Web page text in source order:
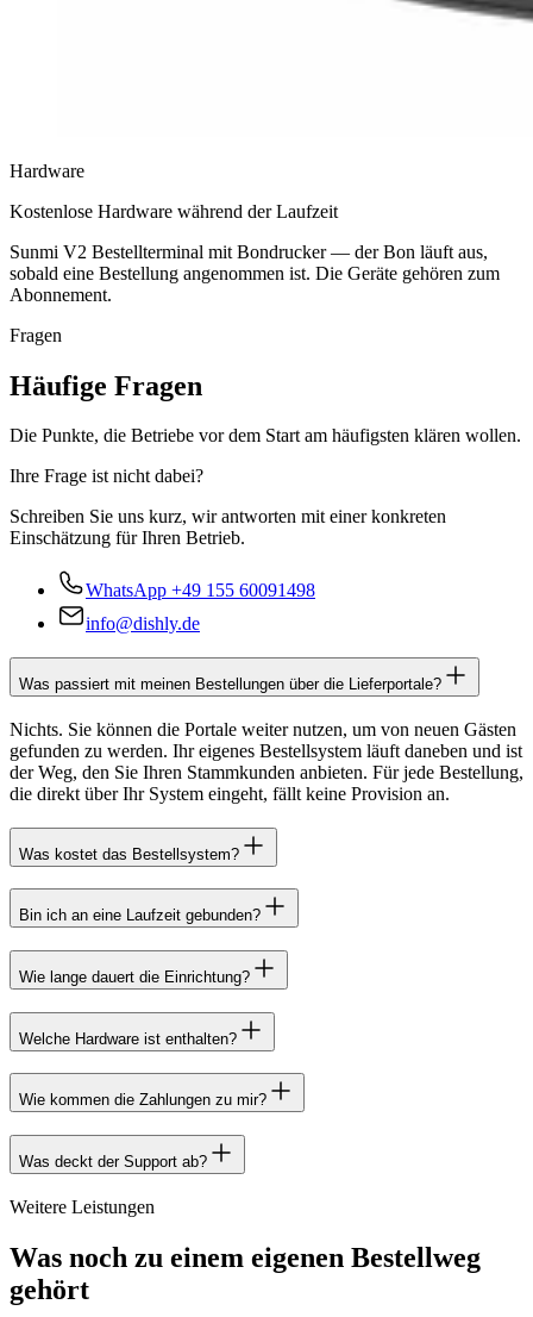
Hardware
Kostenlose Hardware während der Laufzeit
Sunmi V2 Bestellterminal mit Bondrucker — der Bon läuft aus,
sobald eine Bestellung angenommen ist. Die Geräte gehören zum
Abonnement.
Fragen
Häufige Fragen
Die Punkte, die Betriebe vor dem Start am häufigsten klären wollen.
Ihre Frage ist nicht dabei?
Schreiben Sie uns kurz, wir antworten mit einer konkreten
Einschätzung für Ihren Betrieb.
WhatsApp +49 155 60091498
info@dishly.de
Was passiert mit meinen Bestellungen über die Lieferportale?
Nichts. Sie können die Portale weiter nutzen, um von neuen Gästen
gefunden zu werden. Ihr eigenes Bestellsystem läuft daneben und ist
der Weg, den Sie Ihren Stammkunden anbieten. Für jede Bestellung,
die direkt über Ihr System eingeht, fällt keine Provision an.
Was kostet das Bestellsystem?
Bin ich an eine Laufzeit gebunden?
Wie lange dauert die Einrichtung?
Welche Hardware ist enthalten?
Wie kommen die Zahlungen zu mir?
Was deckt der Support ab?
Weitere Leistungen
Was noch zu einem eigenen Bestellweg
gehört